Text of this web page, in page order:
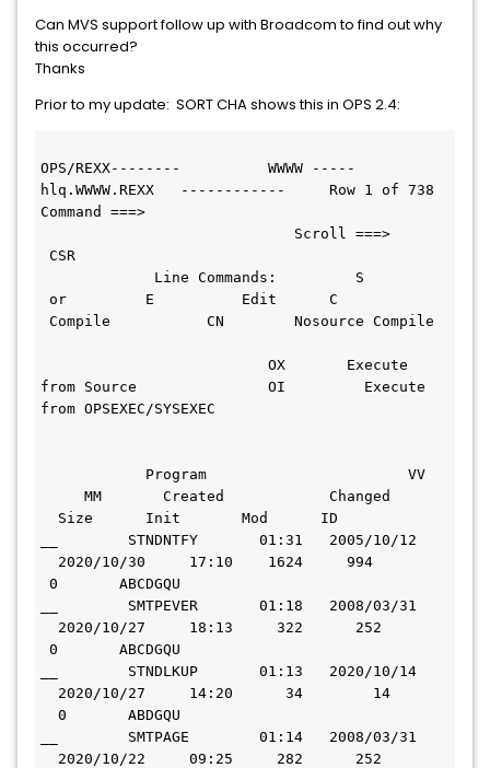
Can MVS support follow up with Broadcom to find out why
this occurred?
Thanks
Prior to my update: SORT CHA shows this in OPS 2.4:
OPS/REXX--------          WWWW -----
hlq.WWWW.REXX   ------------     Row 1 of 738
Command ===>
Scroll ===>
CSR
Line Commands:         S
or         E          Edit      C
Compile           CN        Nosource Compile
OX       Execute
from Source               OI         Execute
from OPSEXEC/SYSEXEC
Program                       VV
MM       Created            Changed
Size      Init       Mod      ID
__        STNDNTFY       01:31   2005/10/12
2020/10/30     17:10    1624     994
0       ABCDGQU
__        SMTPEVER       01:18   2008/03/31
2020/10/27     18:13     322      252
0       ABCDGQU
__        STNDLKUP       01:13   2020/10/14
2020/10/27     14:20      34        14
0       ABDGQU
__        SMTPAGE        01:14   2008/03/31
2020/10/22     09:25     282      252